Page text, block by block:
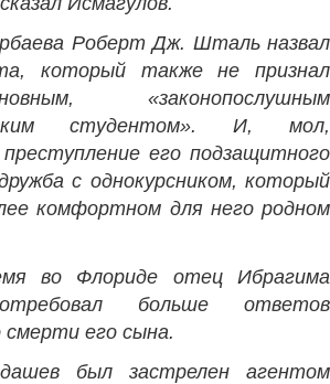
Роберт Дж. Шталь назвал
который также не признал
«законопослушным
студентом». И, мол,
его подзащитного
с однокурсником, который
комфортном для него родном
во Флориде отец Ибрагима
больше ответов
его сына.
был застрелен агентом